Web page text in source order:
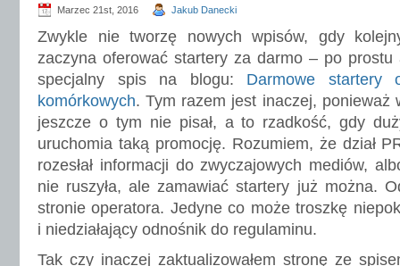
Marzec 21st, 2016 Jakub Danecki
Zwykle nie tworzę nowych wpisów, gdy
zaczyna oferować startery za darmo – po prostu
specjalny spis na blogu: Darmowe startery
komórkowych. Tym razem jest inaczej, ponieważ
jeszcze o tym nie pisał, a to rzadkość, gdy
uruchomia taką promocję. Rozumiem, że dział
rozesłał informacji do zwyczajowych mediów,
nie ruszyła, ale zamawiać startery już można.
stronie operatora. Jedyne co może troszkę
i niedziałający odnośnik do regulaminu.
Tak czy inaczej zaktualizowałem stronę ze